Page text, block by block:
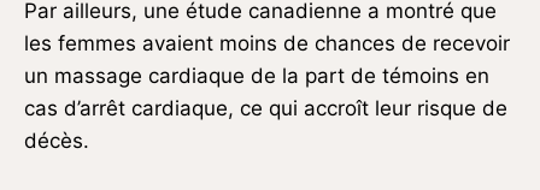
Par ailleurs, une étude canadienne a montré que
les femmes avaient moins de chances de recevoir
un massage cardiaque de la part de témoins en
cas d’arrêt cardiaque, ce qui accroît leur risque de
décès.